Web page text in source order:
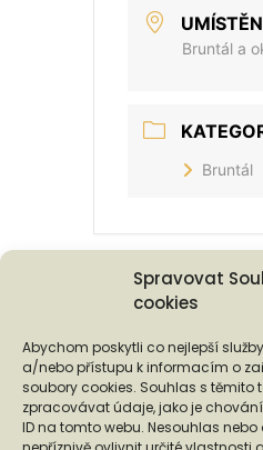
Spravovat
cookies
Abychom poskytli co nejlepší
a/nebo přístupu k informacím o
soubory cookies. Souhlas s
zpracovávat údaje, jako je
ID na tomto webu. Nesouhlas
Bruntál a
Bruntál
Podporují nás...